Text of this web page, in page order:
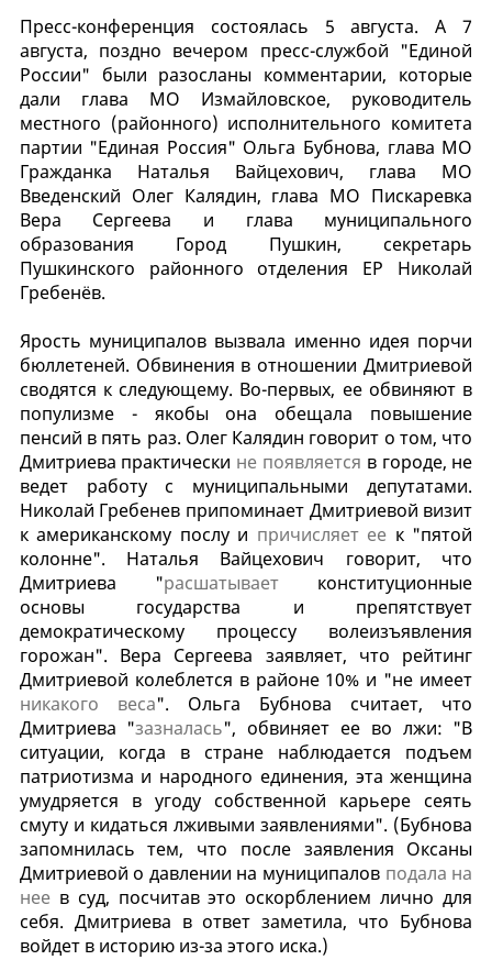
Пресс-конференция состоялась 5 августа. А 7
августа, поздно вечером пресс-службой "Единой
России" были разосланы комментарии, которые
дали глава МО Измайловское, руководитель
местного (районного) исполнительного комитета
партии "Единая Россия" Ольга Бубнова, глава МО
Гражданка Наталья Вайцехович, глава МО
Введенский Олег Калядин, глава МО Пискаревка
Вера Сергеева и глава муниципального
образования Город Пушкин, секретарь
Пушкинского районного отделения ЕР Николай
Гребенёв.
Ярость муниципалов вызвала именно идея порчи
бюллетеней. Обвинения в отношении Дмитриевой
сводятся к следующему. Во-первых, ее обвиняют в
популизме - якобы она обещала повышение
пенсий в пять раз. Олег Калядин говорит о том, что
Дмитриева практически не появляется в городе, не
ведет работу с муниципальными депутатами.
Николай Гребенев припоминает Дмитриевой визит
к американскому послу и причисляет ее к "пятой
колонне". Наталья Вайцехович говорит, что
Дмитриева "расшатывает конституционные
основы государства и препятствует
демократическому процессу волеизъявления
горожан". Вера Сергеева заявляет, что рейтинг
Дмитриевой колеблется в районе 10% и "не имеет
никакого веса". Ольга Бубнова считает, что
Дмитриева "зазналась", обвиняет ее во лжи: "В
ситуации, когда в стране наблюдается подъем
патриотизма и народного единения, эта женщина
умудряется в угоду собственной карьере сеять
смуту и кидаться лживыми заявлениями". (Бубнова
запомнилась тем, что после заявления Оксаны
Дмитриевой о давлении на муниципалов подала на
неев суд, посчитав это оскорблением лично для
себя. Дмитриева в ответ заметила, что Бубнова
войдет в историю из-за этого иска.)